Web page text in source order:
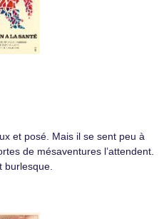
et posé. Mais il se sent peu à
de mésaventures l’attendent.
burlesque.